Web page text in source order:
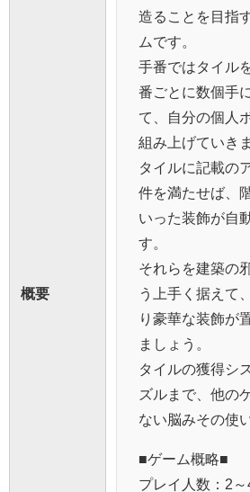
概要
造ることを目指
ムです。
手番ではタイル
番ごとに数個手
て、自分の個人
組み上げていき
タイルに記載の
件を満たせば、
いった装飾が自
す。
それらを建築の
う上手く据えて
り豪華な装飾が
ましょう。
タイルの獲得シ
ズルまで、他の
ない脳みその使
■ゲーム概略■
プレイ人数：2～